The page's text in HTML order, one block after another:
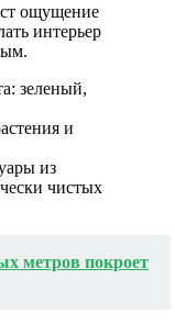
ощущение
интерьер
зеленый,
и
из
чистых
метров покроет